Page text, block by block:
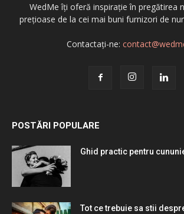
WedMe îți oferă inspirație în pregătirea
prețioase de la cei mai buni furnizori de
Contactați-ne:
POSTĂRI POPULARE
Ghid practic pentru
Tot ce trebuie sa stii